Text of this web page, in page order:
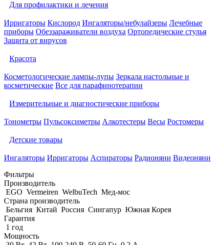
Для профилактики и лечения
Ирригаторы Кислород Ингаляторы/небулайзеры Лечебные
приборы Обеззараживатели воздуха Ортопедические стулья
Защита от вирусов
Красота
Косметологические лампы-лупы Зеркала настольные и
косметические Все для парафинотерапии
Измерительные и диагностические приборы
Тонометры Пульсоксиметры Алкотестеры Весы Ростомеры
Детские товары
Ингаляторы Ирригаторы Аспираторы Радионяни Видеоняни
Фильтры
Производитель
EGO Vermeiren WelbuTech Мед-мос
Страна производитель
Бельгия Китай Россия Сингапур Южная Корея
Гарантия
1 год
Мощность